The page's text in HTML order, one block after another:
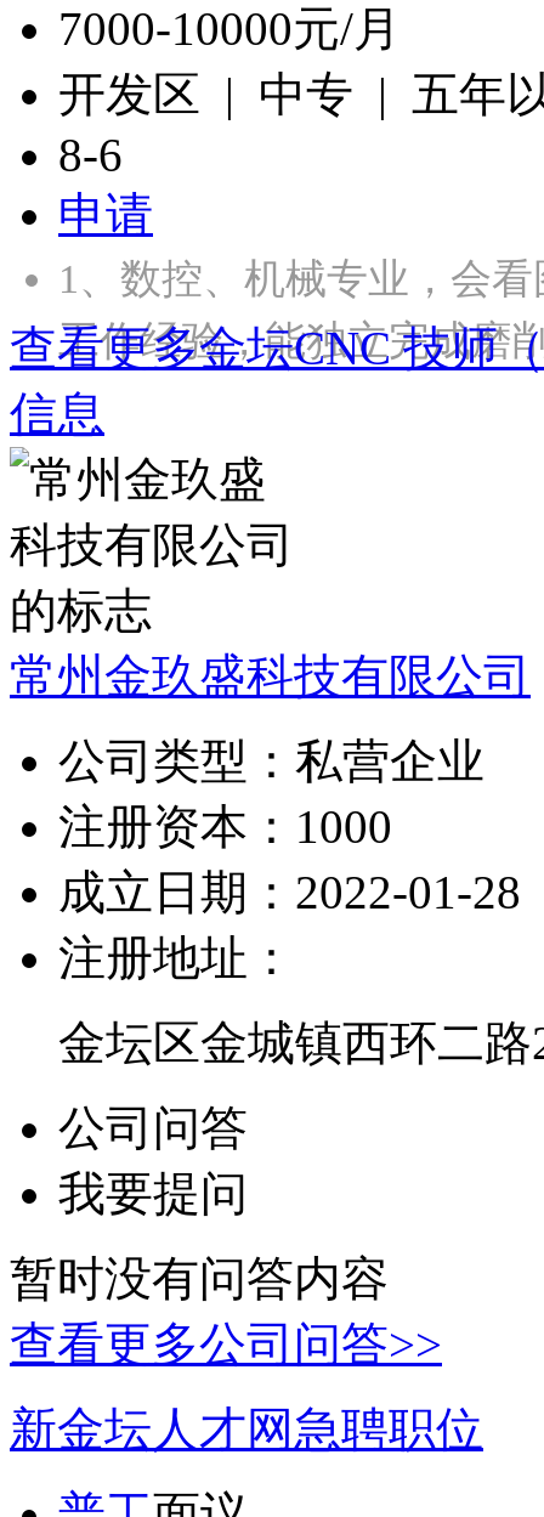
7000-10000元/月
开发区 | 中专 | 五年
8-6
申请
1、数控、机械专业，会
工作经验，能独立完成
查看更多金坛CNC 技师
信息
常州金玖盛科技有限公司
公司类型： 私营企业
注册资本： 1000
成立日期： 2022-01-28
注册地址：
金坛区金城镇西环二路
公司问答
我要提问
暂时没有问答内容
查看更多公司问答>>
新金坛人才网急聘职位